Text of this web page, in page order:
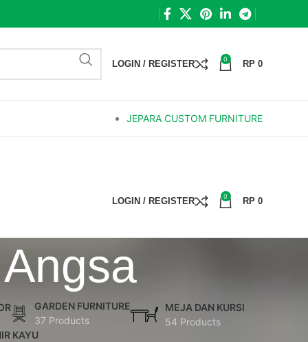
LOGIN / REGISTER 0 RP 0
JEPARA CUSTOM FURNITURE
LOGIN / REGISTER 0 RP 0
GARDEN FURNITURE
37 Products
MEJA DAN KURSI
54 Products
KAYU